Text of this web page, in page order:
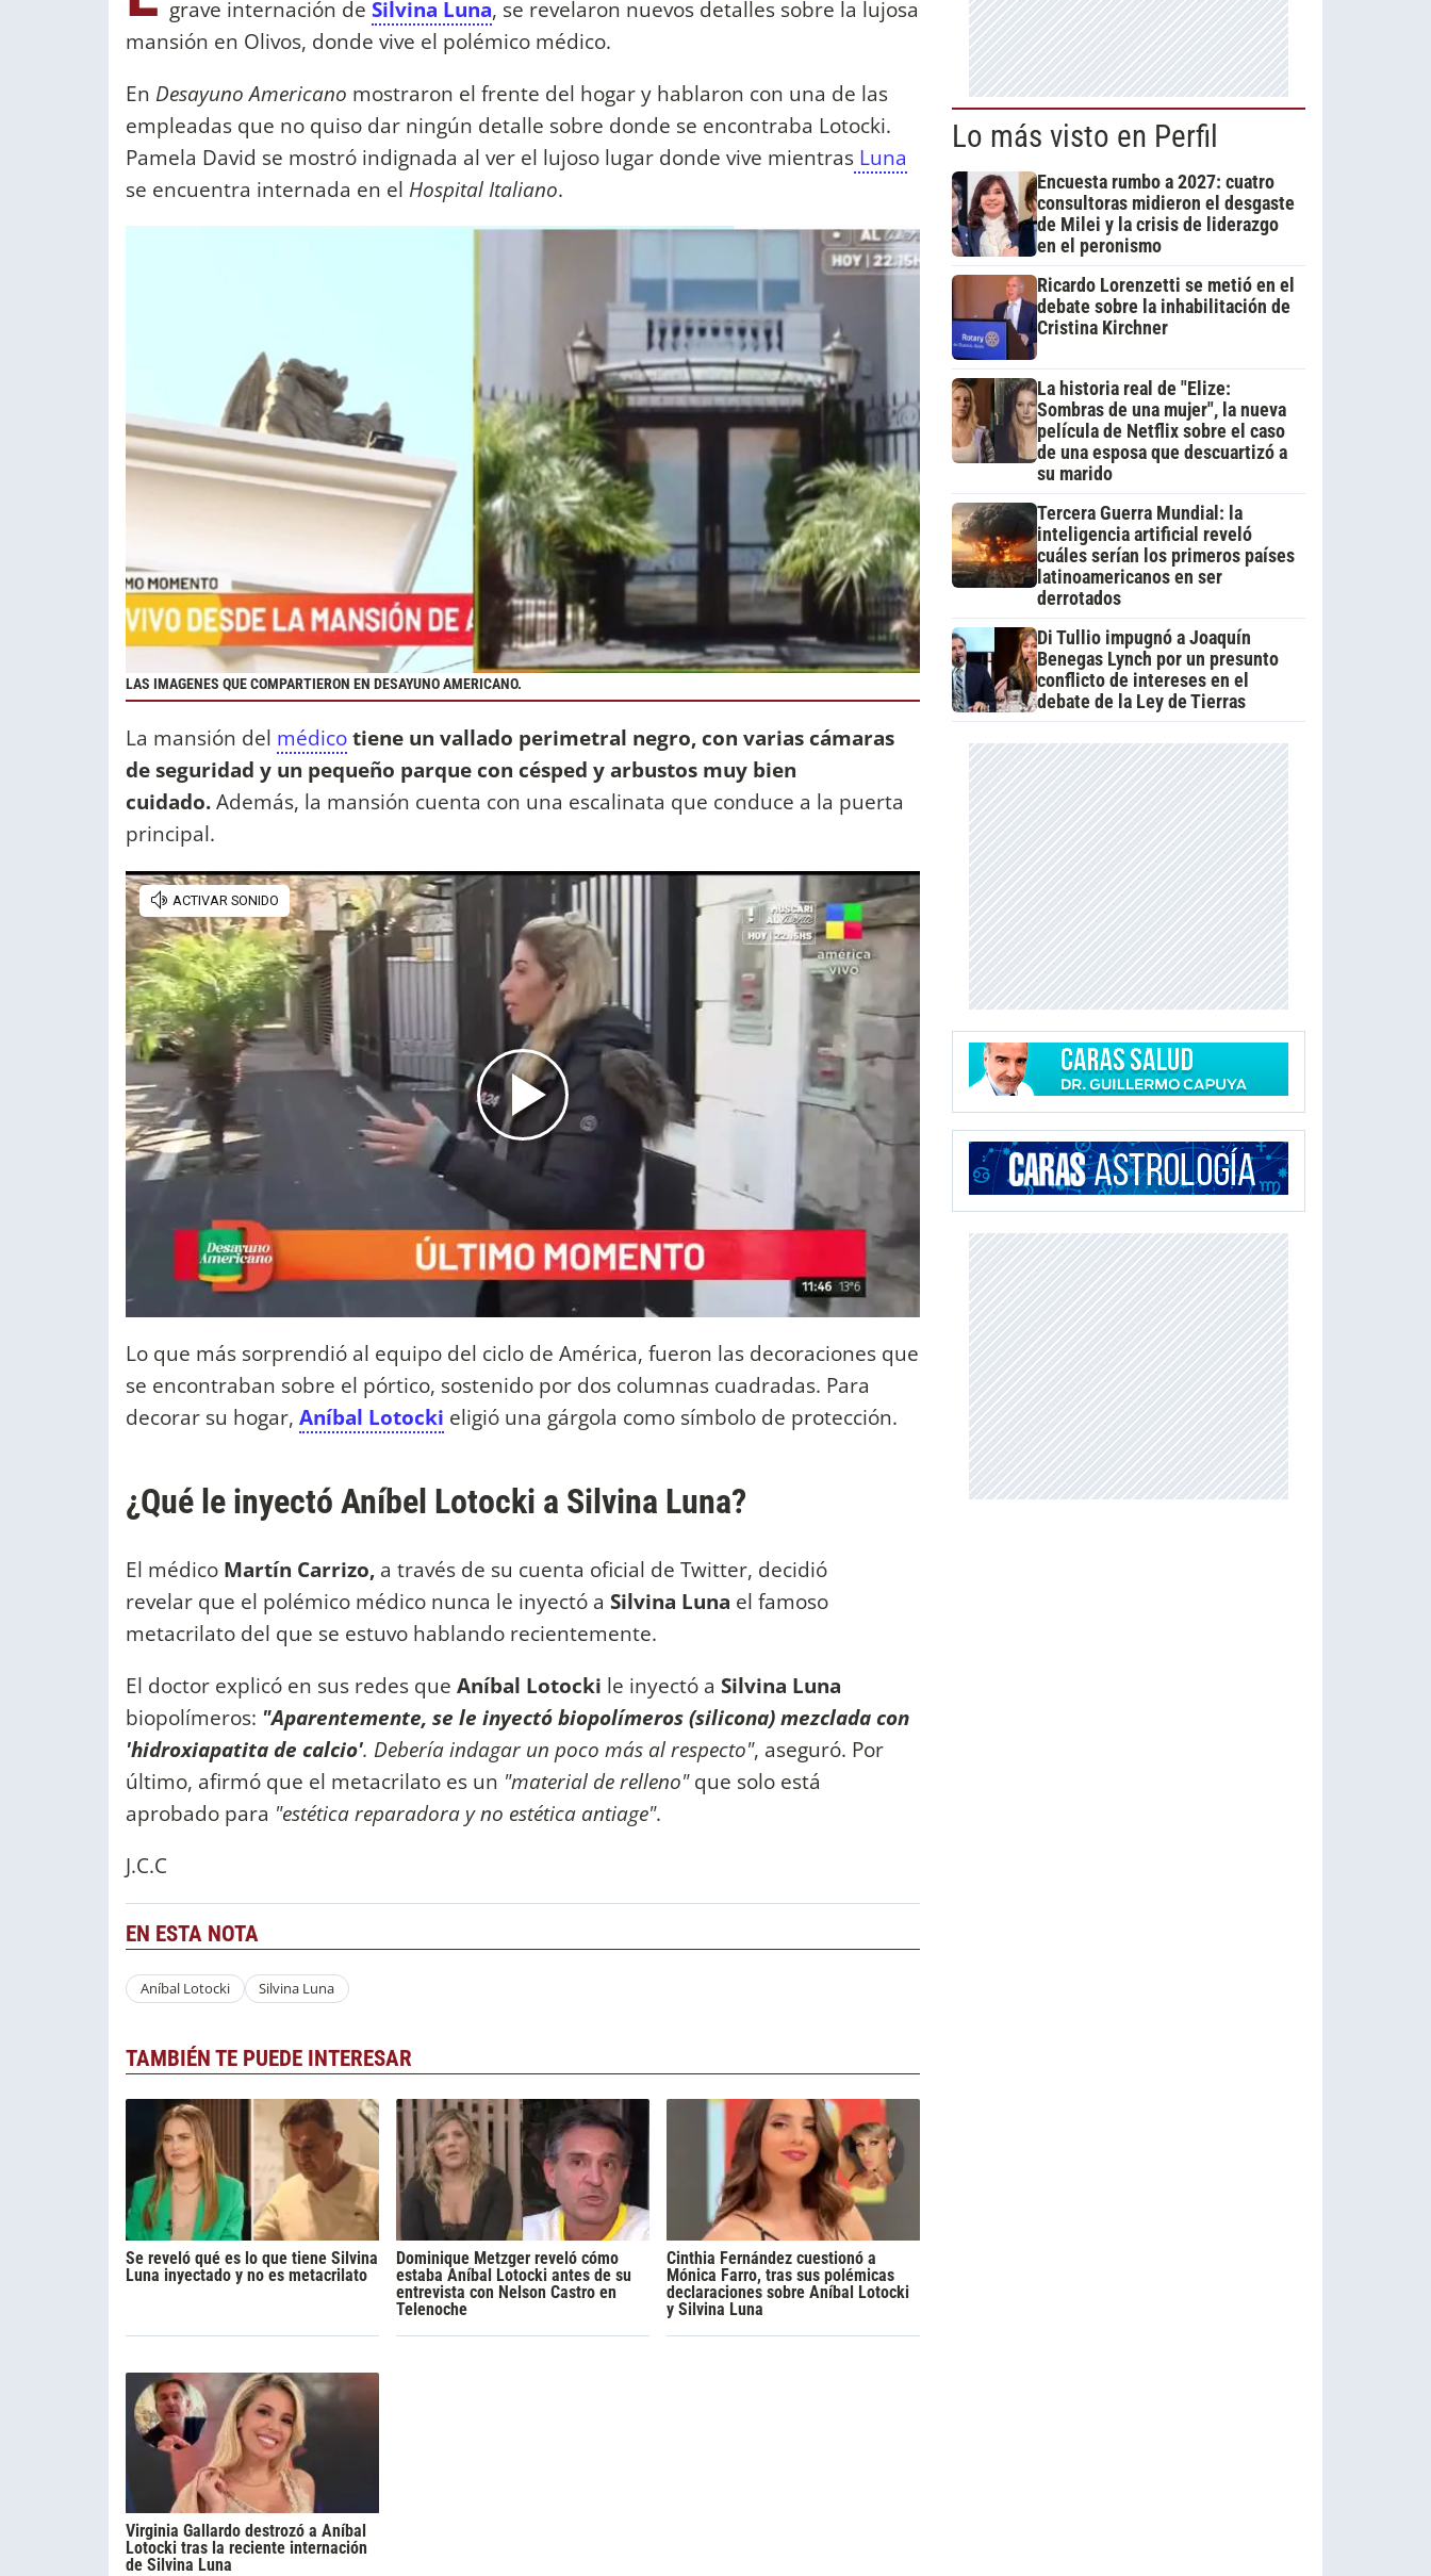
grave internación de Silvina Luna, se revelaron nuevos detalles sobre la lujosa
mansión en Olivos, donde vive el polémico médico.
En Desayuno Americano mostraron el frente del hogar y hablaron con una de las
empleadas que no quiso dar ningún detalle sobre donde se encontraba Lotocki.
Pamela David se mostró indignada al ver el lujoso lugar donde vive mientras Luna
se encuentra internada en el Hospital Italiano.
LAS IMAGENES QUE COMPARTIERON EN DESAYUNO AMERICANO.
La mansión del médicotiene un vallado perimetral negro, con varias cámaras
de seguridad y un pequeño parque con césped y arbustos muy bien
cuidado.Además, la mansión cuenta con una escalinata que conduce a la puerta
principal.
Lo que más sorprendió al equipo del ciclo de América, fueron las decoraciones que
se encontraban sobre el pórtico, sostenido por dos columnas cuadradas. Para
decorar su hogar, Aníbal Lotocki eligió una gárgola como símbolo de protección.
¿Qué le inyectó Aníbel Lotocki a Silvina Luna?
El médico Martín Carrizo, a través de su cuenta oficial de Twitter, decidió
revelar que el polémico médico nunca le inyectó a Silvina Luna el famoso
metacrilato del que se estuvo hablando recientemente.
El doctor explicó en sus redes que Aníbal Lotocki le inyectó a Silvina Luna
biopolímeros: "Aparentemente, se le inyectó biopolímeros (silicona) mezclada con
'hidroxiapatita de calcio'. Debería indagar un poco más al respecto", aseguró. Por
último, afirmó que el metacrilato es un "material de relleno"que solo está
aprobado para "estética reparadora y no estética antiage".
J.C.C
EN ESTA NOTA
Aníbal Lotocki Silvina Luna
TAMBIÉN TE PUEDE INTERESAR
Se reveló qué es lo que tiene Silvina
Luna inyectado y no es metacrilato
Dominique Metzger reveló cómo
estaba Aníbal Lotocki antes de su
entrevista con Nelson Castro en
Telenoche
Cinthia Fernández cuestionó a
Mónica Farro, tras sus polémicas
declaraciones sobre Aníbal Lotocki
y Silvina Luna
Virginia Gallardo destrozó a Aníbal
Lotocki tras la reciente internación
de Silvina Luna
Lo más visto en Perfil
Encuesta rumbo a 2027: cuatro
consultoras midieron el desgaste
de Milei y la crisis de liderazgo
en el peronismo
Ricardo Lorenzetti se metió en el
debate sobre la inhabilitación de
Cristina Kirchner
La historia real de "Elize:
Sombras de una mujer", la nueva
película de Netflix sobre el caso
de una esposa que descuartizó a
su marido
Tercera Guerra Mundial: la
inteligencia artificial reveló
cuáles serían los primeros países
latinoamericanos en ser
derrotados
Di Tullio impugnó a Joaquín
Benegas Lynch por un presunto
conflicto de intereses en el
debate de la Ley de Tierras